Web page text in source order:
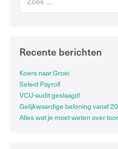
Recente berichten
Koers naar Groei
Select Payroll
VCU-audit geslaagd!
Gelijkwaardige beloning vanaf
Alles wat je moet weten over